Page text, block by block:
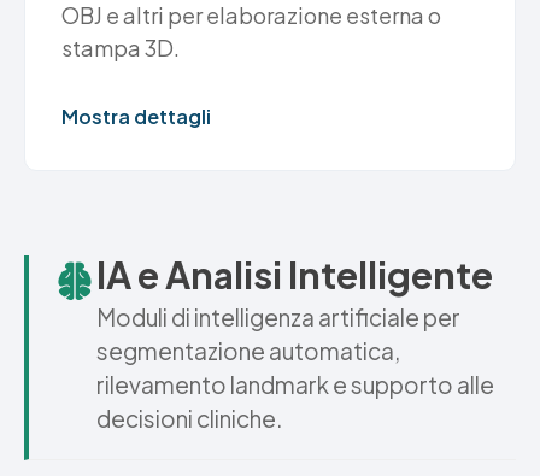
OBJ e altri per elaborazione esterna o
stampa 3D.
Mostra dettagli
IA e Analisi Intelligente
Moduli di intelligenza artificiale per
segmentazione automatica,
rilevamento landmark e supporto alle
decisioni cliniche.